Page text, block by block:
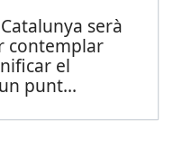
serà
contemplar
el
punt...